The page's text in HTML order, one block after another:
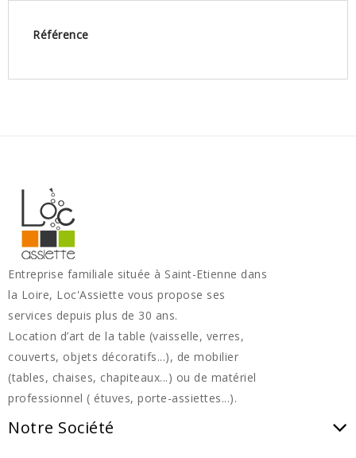
Référence
Entreprise familiale située à Saint-Etienne dans
la Loire, Loc'Assiette vous propose ses
services depuis plus de 30 ans.
Location d’art de la table (vaisselle, verres,
couverts, objets décoratifs...), de mobilier
(tables, chaises, chapiteaux...) ou de matériel
professionnel ( étuves, porte-assiettes...).
Notre Société